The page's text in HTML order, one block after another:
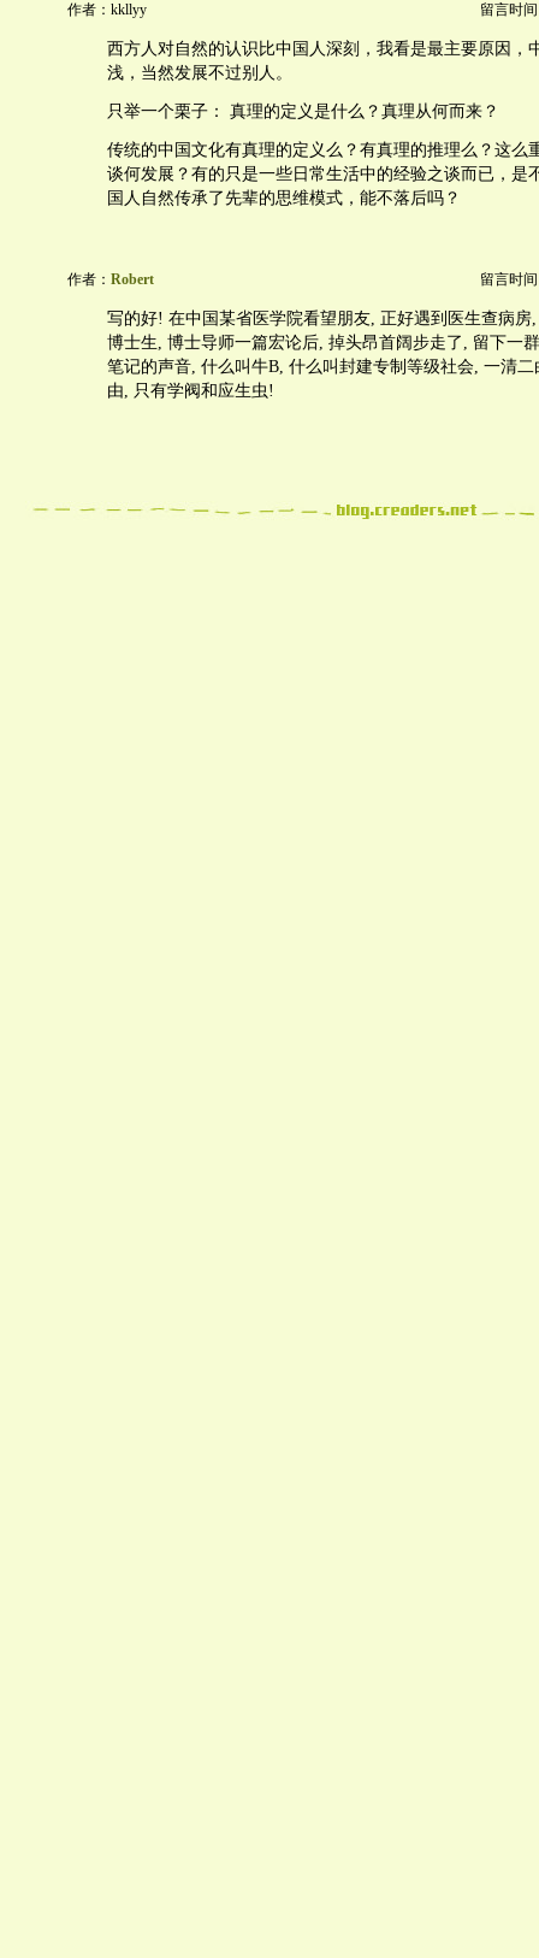
作者：kkllyy 留言时间
西方人对自然的认识比中国人深刻，我看是最主要原因，
浅，当然发展不过别人。
只举一个栗子： 真理的定义是什么？真理从何而来？
传统的中国文化有真理的定义么？有真理的推理么？这么
谈何发展？有的只是一些日常生活中的经验之谈而已，是
国人自然传承了先辈的思维模式，能不落后吗？
作者： Robert 留言时间
写的好! 在中国某省医学院看望朋友, 正好遇到医生查病房
博士生, 博士导师一篇宏论后, 掉头昂首阔步走了, 留下一
笔记的声音, 什么叫牛B, 什么叫封建专制等级社会, 一清
由, 只有学阀和应生虫!